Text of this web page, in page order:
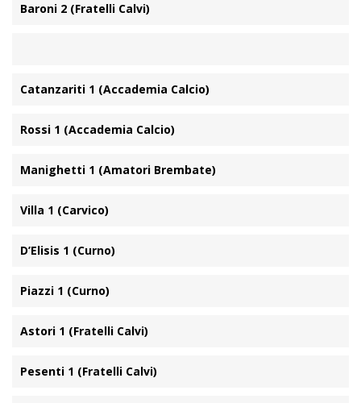
Baroni 2 (Fratelli Calvi)
Catanzariti 1 (Accademia Calcio)
Rossi 1 (Accademia Calcio)
Manighetti 1 (Amatori Brembate)
Villa 1 (Carvico)
D’Elisis 1 (Curno)
Piazzi 1 (Curno)
Astori 1 (Fratelli Calvi)
Pesenti 1 (Fratelli Calvi)